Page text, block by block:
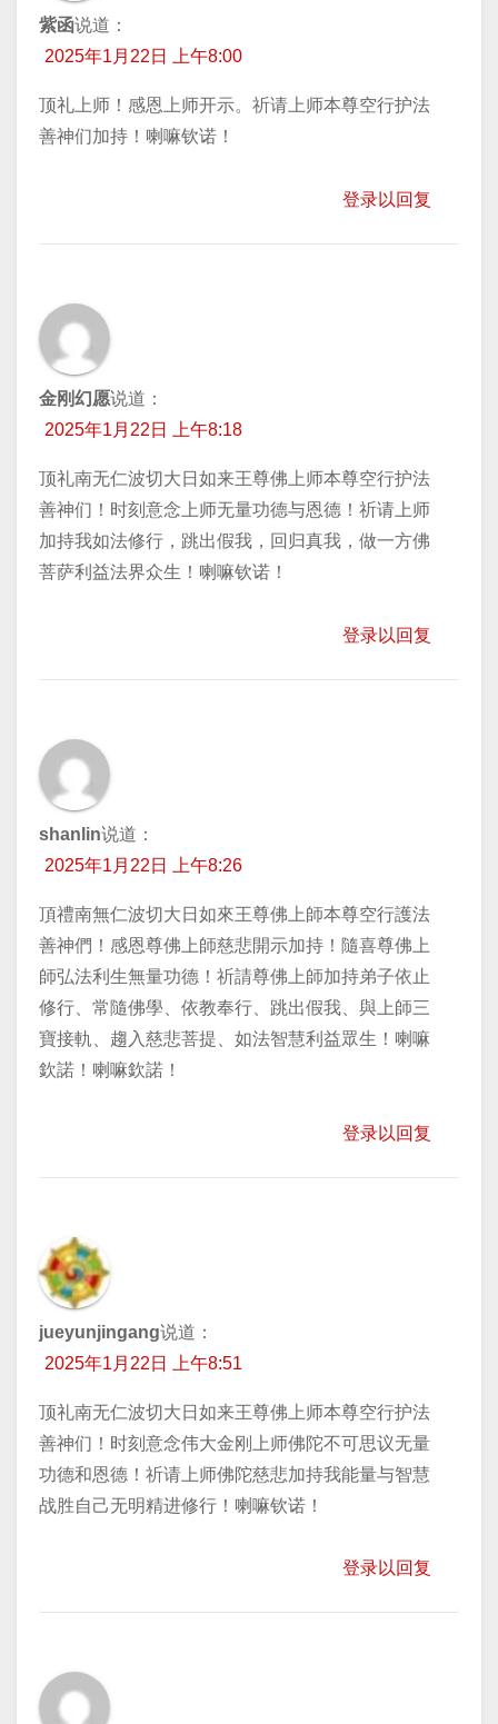
紫函说道：
2025年1月22日 上午8:00
顶礼上师！感恩上师开示。祈请上师本尊空行护法
善神们加持！喇嘛钦诺！
登录以回复
金刚幻愿说道：
2025年1月22日 上午8:18
顶礼南无仁波切大日如来王尊佛上师本尊空行护法
善神们！时刻意念上师无量功德与恩德！祈请上师
加持我如法修行，跳出假我，回归真我，做一方佛
菩萨利益法界众生！喇嘛钦诺！
登录以回复
shanlin说道：
2025年1月22日 上午8:26
頂禮南無仁波切大日如來王尊佛上師本尊空行護法
善神們！感恩尊佛上師慈悲開示加持！隨喜尊佛上
師弘法利生無量功德！祈請尊佛上師加持弟子依止
修行、常隨佛學、依教奉行、跳出假我、與上師三
寶接軌、趨入慈悲菩提、如法智慧利益眾生！喇嘛
欽諾！喇嘛欽諾！
登录以回复
jueyunjingang说道：
2025年1月22日 上午8:51
顶礼南无仁波切大日如来王尊佛上师本尊空行护法
善神们！时刻意念伟大金刚上师佛陀不可思议无量
功德和恩德！祈请上师佛陀慈悲加持我能量与智慧
战胜自己无明精进修行！喇嘛钦诺！
登录以回复